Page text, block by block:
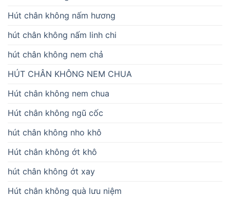
Hút chân không nấm hương
hút chân không nấm linh chi
hút chân không nem chả
HÚT CHÂN KHÔNG NEM CHUA
Hút chân không nem chua
Hút chân không ngũ cốc
hút chân không nho khô
Hút chân không ớt khô
hút chân không ớt xay
Hút chân không quà lưu niệm